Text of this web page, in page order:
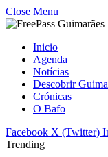
Close Menu
Inicio
Agenda
Notícias
Descobrir
Crónicas
O Bafo
Facebook X (Twitter)
Trending